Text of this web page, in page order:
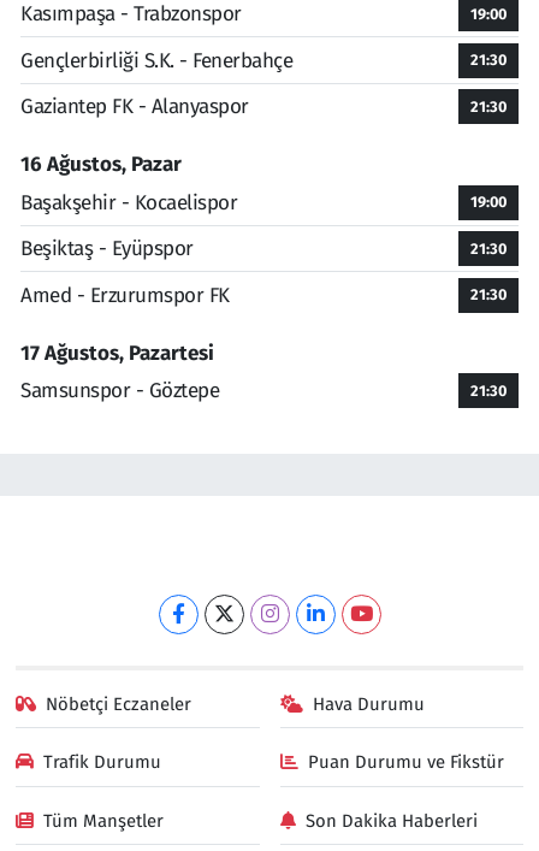
Kasımpaşa - Trabzonspor 19:00
Gençlerbirliği S.K. - Fenerbahçe 21:30
Gaziantep FK - Alanyaspor 21:30
16 Ağustos, Pazar
Başakşehir - Kocaelispor
19:00
Beşiktaş - Eyüpspor 21:30
Amed - Erzurumspor FK 21:30
17 Ağustos, Pazartesi
Samsunspor - Göztepe
21:30
Nöbetçi Eczaneler Hava Durumu
Trafik Durumu Puan Durumu ve Fikstür
Tüm Manşetler Son Dakika Haberleri